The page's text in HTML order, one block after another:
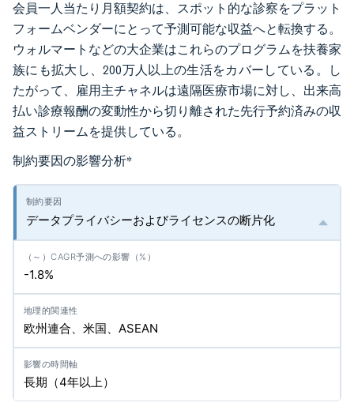
会員一人当たり月額契約は、スポット的な診察をプラット
フォームベンダーにとって予測可能な収益へと転換する。
ウォルマートなどの大企業はこれらのプログラムを扶養家
族にも拡大し、200万人以上の生活をカバーしている。し
たがって、雇用主チャネルは遠隔医療市場に対し、出来高
払い診療報酬の変動性から切り離された先行予約済みの収
益ストリームを提供している。
制約要因の影響分析*
データプライバシーおよびライセンスの断片化
-1.8%
欧州連合、米国、ASEAN
長期（4年以上）